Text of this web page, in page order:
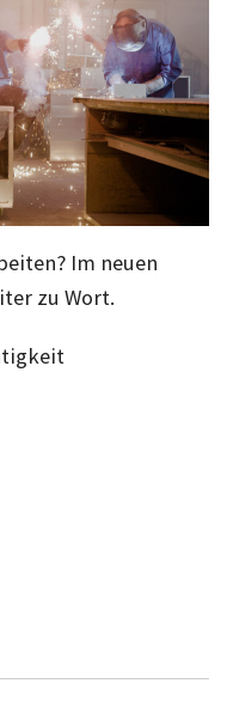
Im neuen
zu Wort.